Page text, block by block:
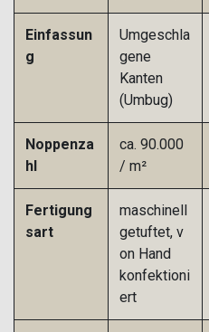
Einfassun
g
Umgeschla
gene
Kanten
(Umbug)
Noppenza
hl
ca. 90.000
/ m²
Fertigung
sart
maschinell
getuftet, v
on Hand
konfektioni
ert